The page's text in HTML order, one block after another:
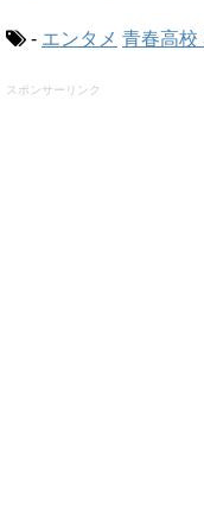
- エンタメ 青春高校
スポンサーリンク